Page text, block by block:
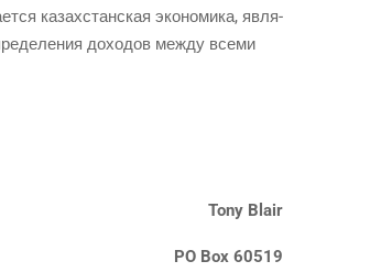
казах­стан­ская эко­но­ми­ка, явля­
дохо­дов меж­ду все­ми
Tony Blair
PO Box 60519